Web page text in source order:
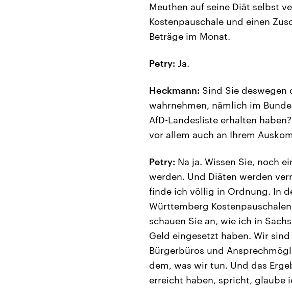
Meuthen auf seine Diät selbst
Kostenpauschale und einen
Beträge im Monat.
Petry: Ja.
Heckmann: Sind Sie deswegen
wahrnehmen, nämlich im
AfD-Landesliste erhalten
vor allem auch an Ihrem
Petry: Na ja. Wissen Sie, noch
werden. Und Diäten werden
finde ich völlig in Ordnung. In
Württemberg
schauen Sie an, wie ich in
Geld eingesetzt haben. Wir
Bürgerbüros und
dem, was wir tun. Und das
erreicht haben, spricht, glaube